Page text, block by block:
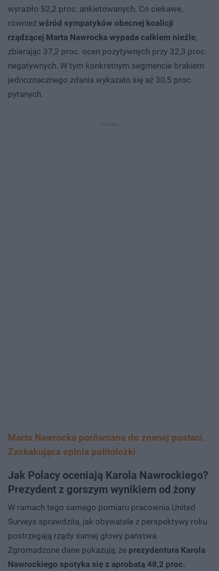
wyraziło 52,2 proc. ankietowanych. Co ciekawe,
również wśród sympatyków obecnej koalicji
rządzącej Marta Nawrocka wypada całkiem nieźle,
zbierając 37,2 proc. ocen pozytywnych przy 32,3 proc.
negatywnych. W tym konkretnym segmencie brakiem
jednoznacznego zdania wykazało się aż 30,5 proc.
pytanych.
Marta Nawrocka porównana do znanej postaci.
Zaskakująca opinia politolożki
Jak Polacy oceniają Karola Nawrockiego?
Prezydent z gorszym wynikiem od żony
W ramach tego samego pomiaru pracownia United
Surveys sprawdziła, jak obywatele z perspektywy roku
postrzegają rządy samej głowy państwa.
Zgromadzone dane pokazują, że prezydentura Karola
Nawrockiego spotyka się z aprobatą 48,2 proc.